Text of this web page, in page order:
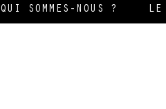
QUI SOMMES-NOUS ? LE